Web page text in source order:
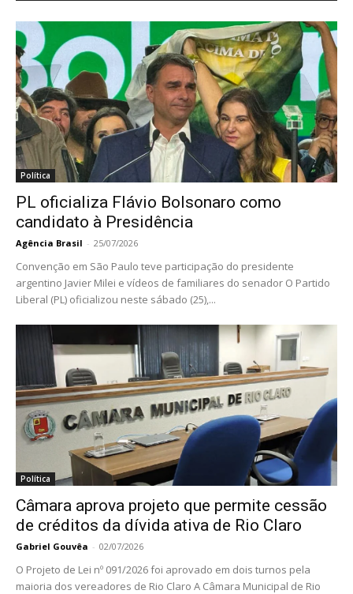
Política
PL oficializa Flávio Bolsonaro como
candidato à Presidência
Agência Brasil - 25/07/2026
Convenção em São Paulo teve participação do presidente
argentino Javier Milei e vídeos de familiares do senador O Partido
Liberal (PL) oficializou neste sábado (25),...
Política
Câmara aprova projeto que permite cessão
de créditos da dívida ativa de Rio Claro
Gabriel Gouvêa - 02/07/2026
O Projeto de Lei nº 091/2026 foi aprovado em dois turnos pela
maioria dos vereadores de Rio Claro A Câmara Municipal de Rio